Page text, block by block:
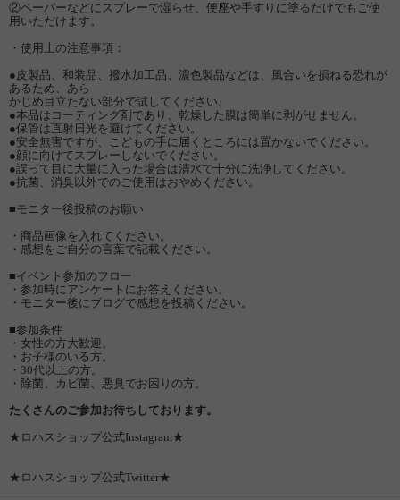
②ペーパーなどにスプレーで湿らせ、便座や手すりに塗るだけでもご使
用いただけます。
・使用上の注意事項：
●皮製品、和装品、撥水加工品、濃色製品などは、風合いを損ねる恐れが
あるため、あら
かじめ目立たない部分で試してください。
●本品はコーティング剤であり、乾燥した膜は簡単に剥がせません。
●保管は直射日光を避けてください。
●安全無害ですが、こどもの手に届くところには置かないでください。
●顔に向けてスプレーしないでください。
●誤って目に大量に入った場合は清水で十分に洗浄してください。
●抗菌、消臭以外でのご使用はおやめください。
■モニター後投稿のお願い
・商品画像を入れてください。
・感想をご自分の言葉で記載ください。
■イベント参加のフロー
・参加時にアンケートにお答えください。
・モニター後にブログで感想を投稿ください。
■参加条件
・女性の方大歓迎。
・お子様のいる方。
・30代以上の方。
・除菌、カビ菌、悪臭でお困りの方。
たくさんのご参加お待ちしております。
★ロハスショップ公式Instagram★
★ロハスショップ公式Twitter★